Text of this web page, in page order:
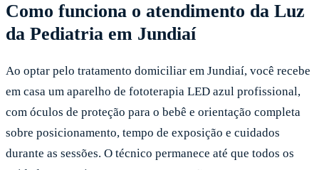
Como funciona o atendimento da Luz
da Pediatria em Jundiaí
Ao optar pelo tratamento domiciliar em Jundiaí, você recebe
em casa um aparelho de fototerapia LED azul profissional,
com óculos de proteção para o bebê e orientação completa
sobre posicionamento, tempo de exposição e cuidados
durante as sessões. O técnico permanece até que todos os